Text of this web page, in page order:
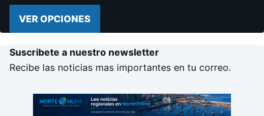
VER OPCIONES
Suscribete a nuestro newsletter
Recibe las noticias mas importantes en tu correo.